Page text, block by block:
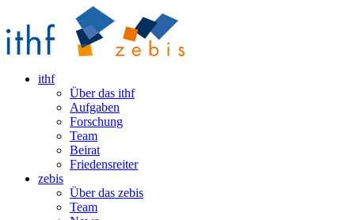
ithf
Über das ithf
Aufgaben
Forschung
Team
Beirat
Friedensreiter
zebis
Über das zebis
Team